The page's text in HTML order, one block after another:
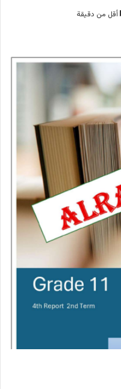
أقل من دقيقة